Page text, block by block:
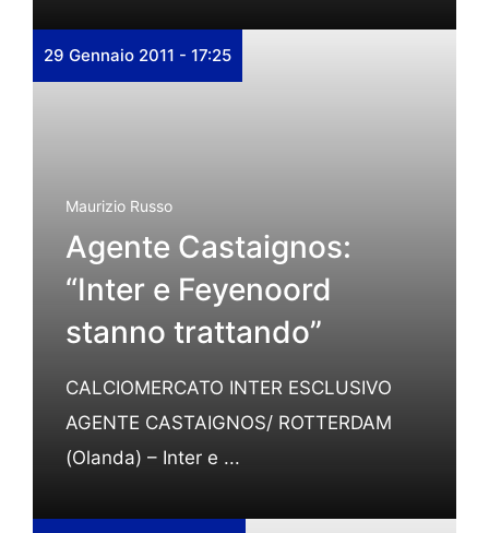
29 Gennaio 2011 - 17:25
Maurizio Russo
Agente Castaignos:
“Inter e Feyenoord
stanno trattando”
CALCIOMERCATO INTER ESCLUSIVO
AGENTE CASTAIGNOS/ ROTTERDAM
(Olanda) – Inter e ...